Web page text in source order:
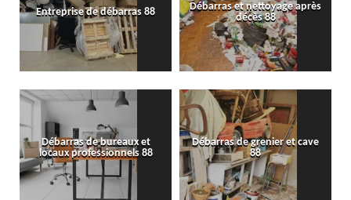
Entreprise de débarras 88
Débarras et nettoyage après
décès 88
Débarras de bureaux et
locaux professionnels 88
Débarras de grenier et cave
88